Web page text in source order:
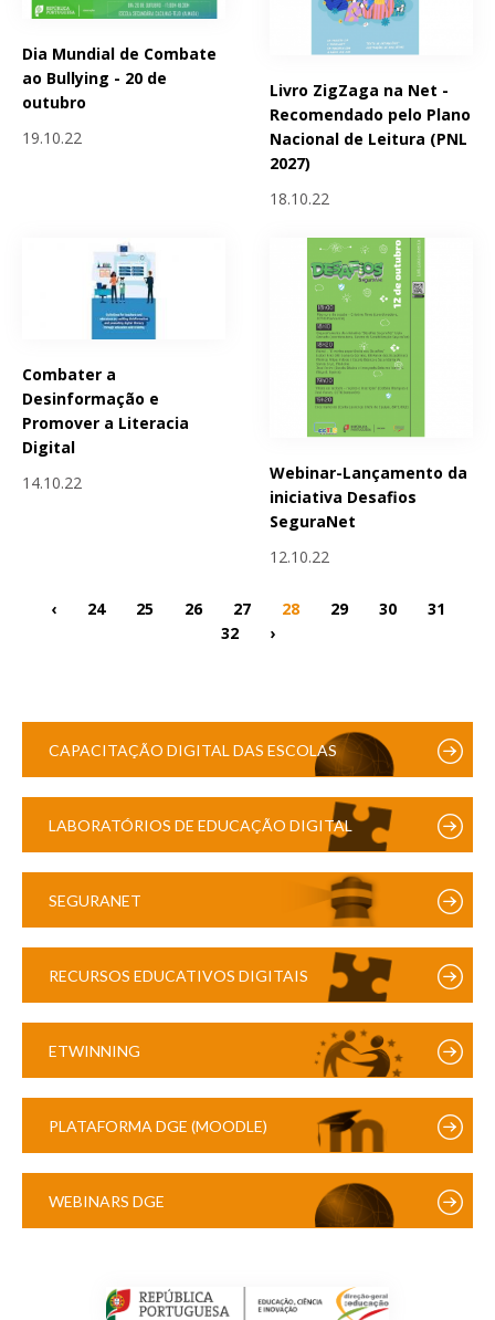
Dia Mundial de Combate
ao Bullying - 20 de
outubro
19.10.22
Livro ZigZaga na Net -
Recomendado pelo Plano
Nacional de Leitura (PNL
2027)
18.10.22
Combater a
Desinformação e
Promover a Literacia
Digital
14.10.22
Webinar-Lançamento da
iniciativa Desafios
SeguraNet
12.10.22
‹ 24 25 26 27 28 29 30
31
32
›
CAPACITAÇÃO DIGITAL DAS ESCOLAS
LABORATÓRIOS DE EDUCAÇÃO DIGITAL
SEGURANET
RECURSOS EDUCATIVOS DIGITAIS
ETWINNING
PLATAFORMA DGE (MOODLE)
WEBINARS DGE